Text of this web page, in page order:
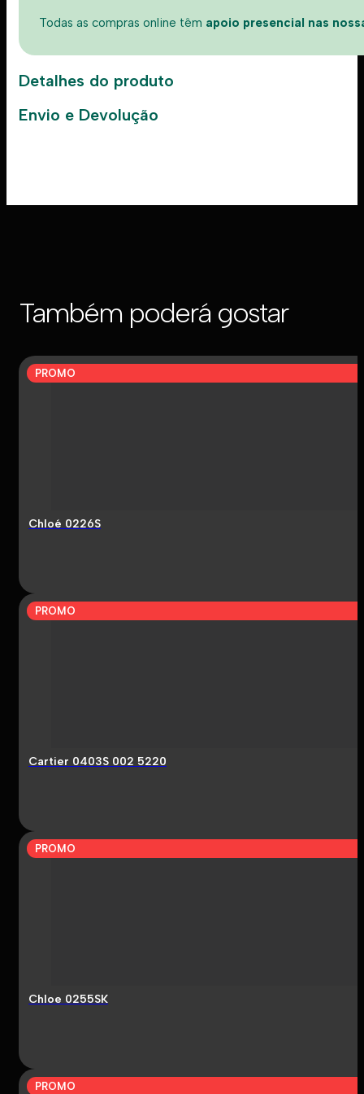
Todas as compras online têm apoio presencial nas
Detalhes do produto
Envio e Devolução
Também poderá gostar
PROMO
Chloé 0226S
PROMO
Cartier 0403S 002 5220
PROMO
Chloe 0255SK
PROMO